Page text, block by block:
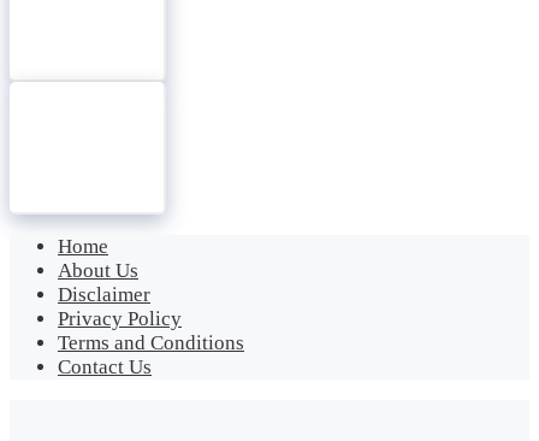
Home
About Us
Disclaimer
Privacy Policy
Terms and Conditions
Contact Us